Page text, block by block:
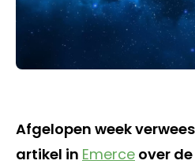
Afgelopen week
artikel in Emerce over de